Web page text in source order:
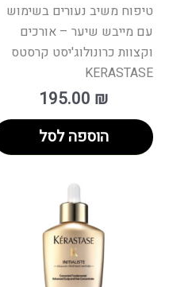
טיפוח משיב נעורים בשימוש
עם מייבש שיער – אורכים
וקצוות​ כרונולוג'יסט קרסטס
KERASTASE
195.00 ₪
הוספה לסל